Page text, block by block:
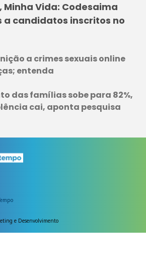
Minha Vida: Codesaima
a candidatos inscritos no
a crimes sexuais online
entenda
das famílias sobe para 82%,
cai, aponta pesquisa
e Desenvolvimento